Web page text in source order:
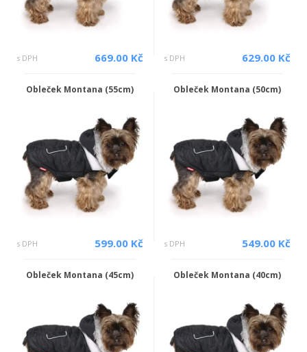
s DPH 669.00 Kč s DPH 629.00 Kč
Obleček Montana (55cm)
s DPH 599.00 Kč
Obleček Montana (50cm)
s DPH 549.00 Kč
Obleček Montana (45cm) Obleček Montana (40cm)